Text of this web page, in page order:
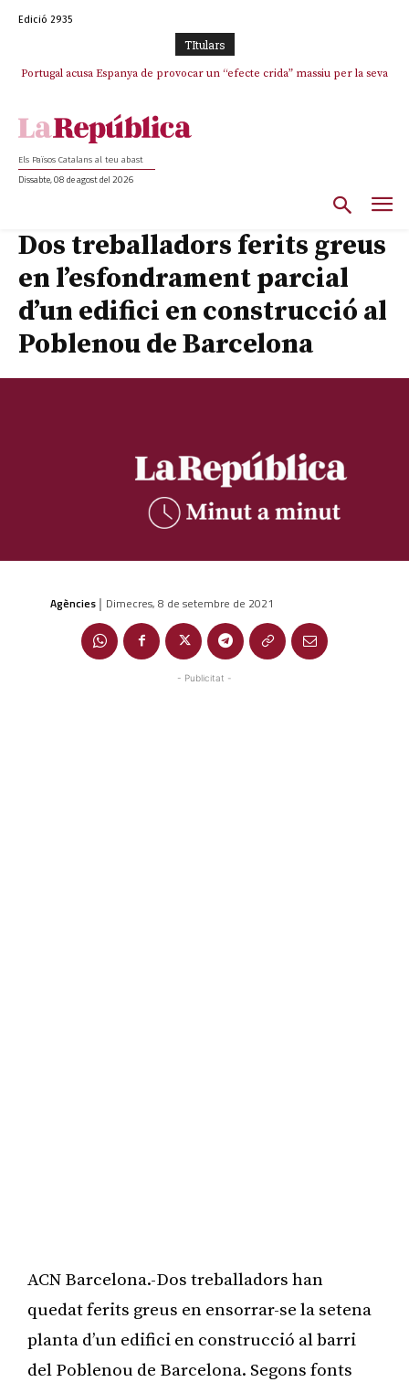
Edició 2935
TItulars
Portugal acusa Espanya de provocar un “efecte crida” massiu per la seva
Els Països Catalans al teu abast
Dissabte, 08 de agost del 2026
Dos treballadors ferits greus
en l’esfondrament parcial
d’un edifici en construcció al
Poblenou de Barcelona
Agències | Dimecres, 8 de setembre de 2021
- Publicitat -
ACN Barcelona.-Dos treballadors han
quedat ferits greus en ensorrar-se la setena
planta d’un edifici en construcció al barri
del Poblenou de Barcelona. Segons fonts